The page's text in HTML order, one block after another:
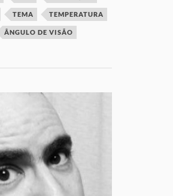
TEMA TEMPERATURA
ÂNGULO DE VISÃO